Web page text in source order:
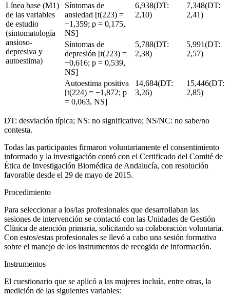
Línea base (M1)
de las variables
de estudio
(sintomatología
ansioso-
depresiva y
autoestima)
Síntomas de
ansiedad [t(223) =
−1,359; p = 0,175,
NS]
6,938(DT:
2,10)
7,348(DT:
2,41)
Síntomas de
depresión [t(223) =
−0,616; p = 0,539,
NS]
5,788(DT:
2,38)
5,991(DT:
2,57)
Autoestima positiva
[t(224) = −1,872; p
= 0,063, NS]
14,684(DT:
3,26)
15,446(DT:
2,85)
DT: desviación típica; NS: no significativo; NS/NC: no sabe/no
contesta.
Todas las participantes firmaron voluntariamente el consentimiento
informado y la investigación contó con el Certificado del Comité de
Ética de Investigación Biomédica de Andalucía, con resolución
favorable desde el 29 de mayo de 2015.
Procedimiento
Para seleccionar a los/las profesionales que desarrollaban las
sesiones de intervención se contactó con las Unidades de Gestión
Clínica de atención primaria, solicitando su colaboración voluntaria.
Con estos/estas profesionales se llevó a cabo una sesión formativa
sobre el manejo de los instrumentos de recogida de información.
Instrumentos
El cuestionario que se aplicó a las mujeres incluía, entre otras, la
medición de las siguientes variables: